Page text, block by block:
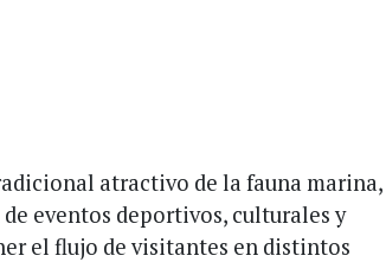
atractivo de la fauna marina,
eventos deportivos, culturales y
el flujo de visitantes en distintos